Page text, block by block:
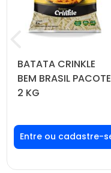
BATATA CRINKLE
BEM BRASIL PACOTE
2 KG
Faça seu login ou
cadastre-se para
ver preços e